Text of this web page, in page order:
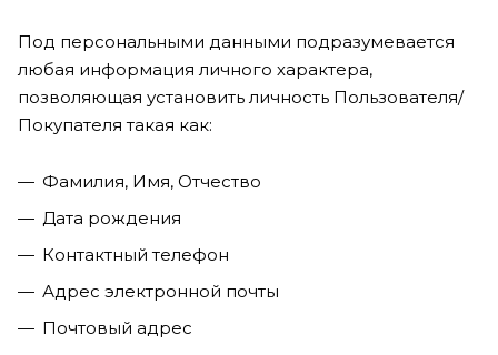
Под персональными данными подразумевается
любая информация личного характера,
позволяющая установить личность Пользователя/
Покупателя такая как:
Фамилия, Имя, Отчество
Дата рождения
Контактный телефон
Адрес электронной почты
Почтовый адрес